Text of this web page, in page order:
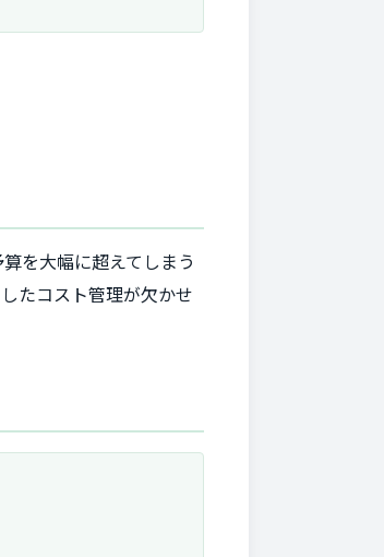
を大幅に超えてしまう
たコスト管理が欠かせ